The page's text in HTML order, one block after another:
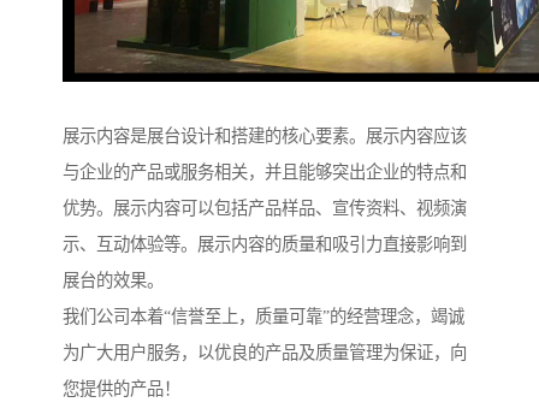
展示内容是展台设计和搭建的核心要素。展示内容应该
与企业的产品或服务相关，并且能够突出企业的特点和
优势。展示内容可以包括产品样品、宣传资料、视频演
示、互动体验等。展示内容的质量和吸引力直接影响到
展台的效果。
我们公司本着“信誉至上，质量可靠”的经营理念，竭诚
为广大用户服务，以优良的产品及质量管理为保证，向
您提供的产品！